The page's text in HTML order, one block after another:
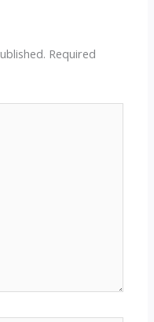
Required